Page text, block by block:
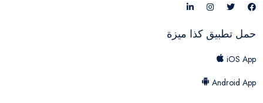
حمل تطبيق كذا ميزة
iOS App
Android App